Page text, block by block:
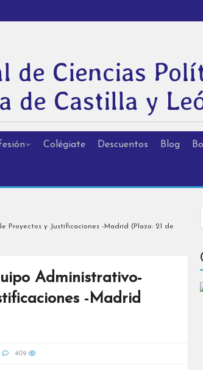
de Ciencias
de Castilla y
Colégiate Descuentos Blog
y Justificaciones -Madrid (Plazo: 21 de
Administrativo-
-Madrid
409